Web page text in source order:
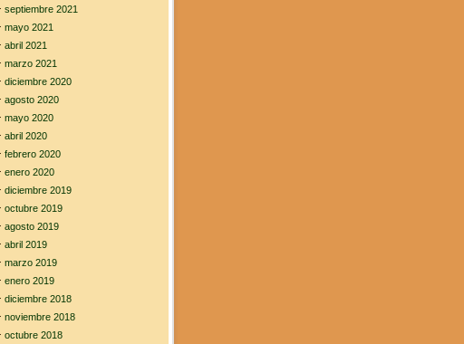
septiembre 2021
mayo 2021
abril 2021
marzo 2021
diciembre 2020
agosto 2020
mayo 2020
abril 2020
febrero 2020
enero 2020
diciembre 2019
octubre 2019
agosto 2019
abril 2019
marzo 2019
enero 2019
diciembre 2018
noviembre 2018
octubre 2018